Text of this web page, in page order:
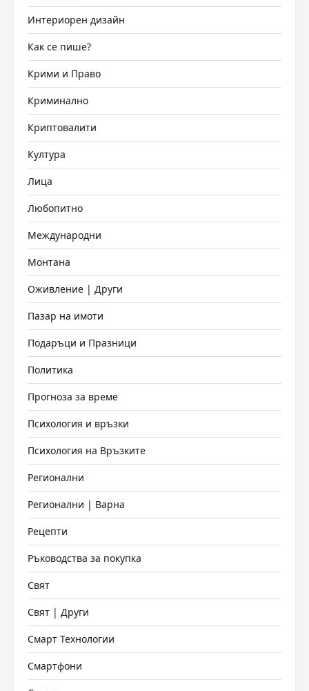
Интериорен дизайн
Как се пише?
Крими и Право
Криминално
Криптовалити
Култура
Лица
Любопитно
Международни
Монтана
Оживление | Други
Пазар на имоти
Подаръци и Празници
Политика
Прогноза за време
Психология и връзки
Психология на Връзките
Регионални
Регионални | Варна
Рецепти
Ръководства за покупка
Свят
Свят | Други
Смарт Технологии
Смартфони